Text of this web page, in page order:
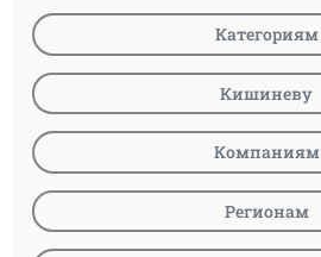
Категориям
Кишиневу
Компаниям
Регионам